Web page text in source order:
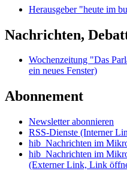
Herausgeber "heute im
Nachrichten,
Wochenzeitung "Das
ein neues Fenster)
Abonnement
Newsletter abonnieren
RSS-Dienste (Interner
hib_Nachrichten im
hib_Nachrichten im
(Externer Link, Link